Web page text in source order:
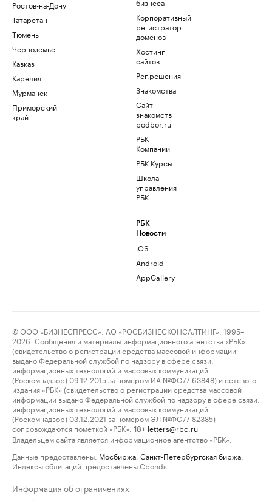
Ростов-на-Дону
Татарстан
Тюмень
Черноземье
Кавказ
Карелия
Мурманск
Приморский
край
Корпоративный
регистратор
доменов
Хостинг
сайтов
Рег.решения
Знакомства
Сайт
знакомств
podbor.ru
РБК
Компании
РБК Курсы
Школа
управления
РБК
РБК
Новости
iOS
Android
AppGallery
© ООО «БИЗНЕСПРЕСС», АО «РОСБИЗНЕСКОНСАЛТИНГ», 1995–
2026. Сообщения и материалы информационного агентства «РБК»
(свидетельство о регистрации средства массовой информации
выдано Федеральной службой по надзору в сфере связи,
информационных технологий и массовых коммуникаций
(Роскомнадзор) 09.12.2015 за номером ИА №ФС77-63848) и сетевого
издания «РБК» (свидетельство о регистрации средства массовой
информации выдано Федеральной службой по надзору в сфере связи,
информационных технологий и массовых коммуникаций
(Роскомнадзор) 03.12.2021 за номером ЭЛ №ФС77-82385)
сопровождаются пометкой «РБК».
18+ letters@rbc.ru
Владельцем сайта является информационное агентство «РБК».
Данные предоставлены: Мосбиржа Санкт-Петербургская биржа
Индексы облигаций предоставлены Cbonds.
Информация об ограничениях